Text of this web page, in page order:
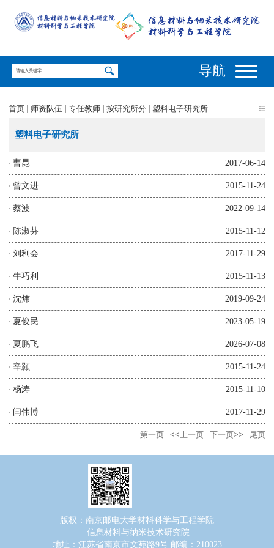
导航
首页 师资队伍 专任教师 按研究所分 塑料电子研究所
塑料电子研究所
曹昆 2017-06-14
曾文进 2015-11-24
蔡波 2022-09-14
陈淑芬 2015-11-12
刘利会 2017-11-29
牛巧利 2015-11-13
沈炜 2019-09-24
夏俊民 2023-05-19
夏鹏飞 2026-07-08
辛颢 2015-11-24
杨涛 2015-11-10
闫伟博 2017-11-29
第一页 <<上一页 下一页>> 尾页
版权：南京邮电大学材料科学与工程学院
信息材料与纳米技术研究院
地址：江苏省南京市文苑路9号 邮编：210023